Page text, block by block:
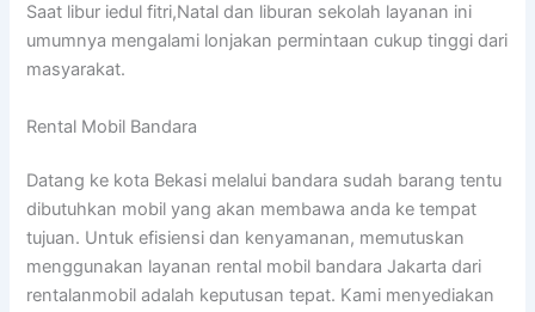
Saat libur iedul fitri,Natal dan liburan sekolah layanan ini
umumnya mengalami lonjakan permintaan cukup tinggi dari
masyarakat.
Rental Mobil Bandara
Datang ke kota Bekasi melalui bandara sudah barang tentu
dibutuhkan mobil yang akan membawa anda ke tempat
tujuan. Untuk efisiensi dan kenyamanan, memutuskan
menggunakan layanan rental mobil bandara Jakarta dari
rentalanmobil adalah keputusan tepat. Kami menyediakan